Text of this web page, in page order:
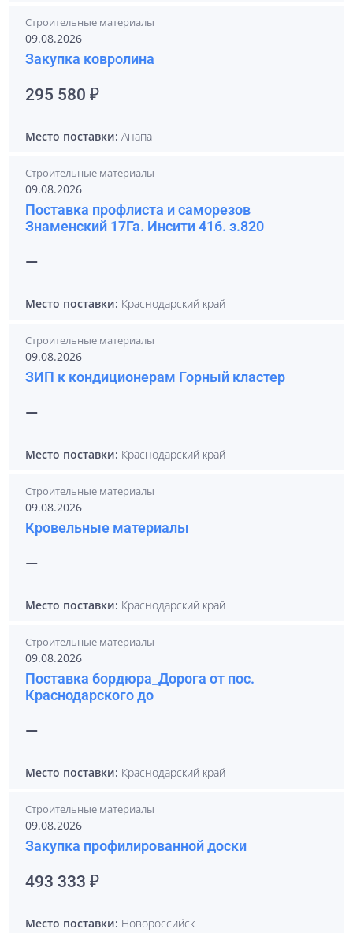
Строительные материалы
09.08.2026
Закупка ковролина
295 580 ₽
Место поставки: Анапа
Строительные материалы
09.08.2026
Поставка профлиста и саморезов
Знаменский 17Га. Инсити 416. з.820
—
Место поставки: Краснодарский край
Строительные материалы
09.08.2026
ЗИП к кондиционерам Горный кластер
—
Место поставки: Краснодарский край
Строительные материалы
09.08.2026
Кровельные материалы
—
Место поставки: Краснодарский край
Строительные материалы
09.08.2026
Поставка бордюра_Дорога от пос.
Краснодарского до
—
Место поставки: Краснодарский край
Строительные материалы
09.08.2026
Закупка профилированной доски
493 333 ₽
Место поставки: Новороссийск